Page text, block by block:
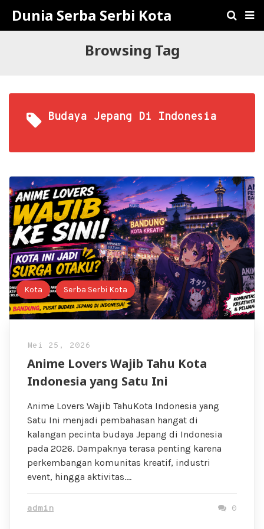
Dunia Serba Serbi Kota
Browsing Tag
Budaya Jepang Di Indonesia
Kota Serba Serbi Kota
Mei 25, 2026
Anime Lovers Wajib Tahu Kota
Indonesia yang Satu Ini
Anime Lovers Wajib TahuKota Indonesia yang
Satu Ini menjadi pembahasan hangat di
kalangan pecinta budaya Jepang di Indonesia
pada 2026. Dampaknya terasa penting karena
perkembangan komunitas kreatif, industri
event, hingga aktivitas….
admin 0